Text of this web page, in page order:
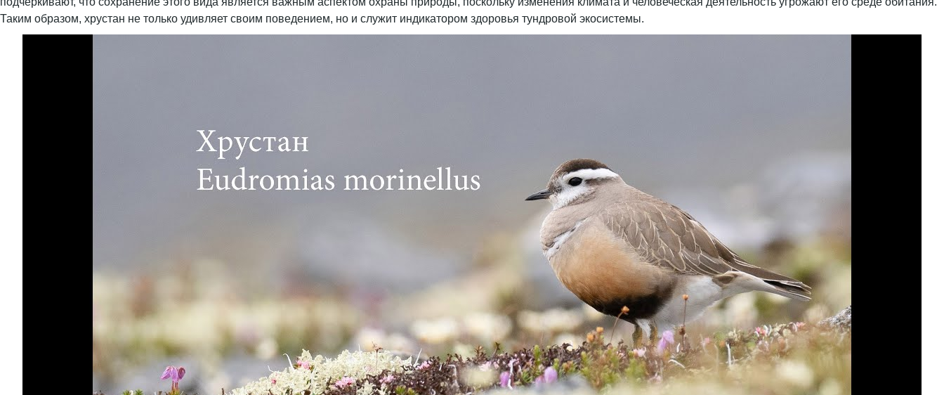
Таким образом, хрустан не только удивляет своим поведением, но и служит индикатором здоровья тундровой экосистемы.